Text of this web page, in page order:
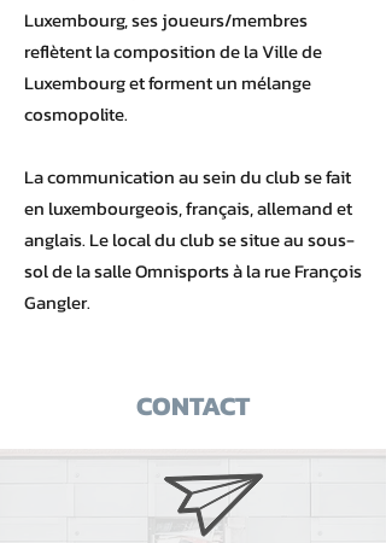
Luxembourg, ses joueurs/membres
reflètent la composition de la Ville de
Luxembourg et forment un mélange
cosmopolite.
La communication au sein du club se fait
en luxembourgeois, français, allemand et
anglais. Le local du club se situe au sous-
sol de la salle Omnisports à la rue François
Gangler.
CONTACT